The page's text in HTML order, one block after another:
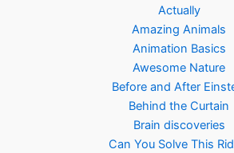
Actually
Amazing Animals
Animation Basics
Awesome Nature
Before and After
Behind the Curtain
Brain discoveries
Can You Solve This